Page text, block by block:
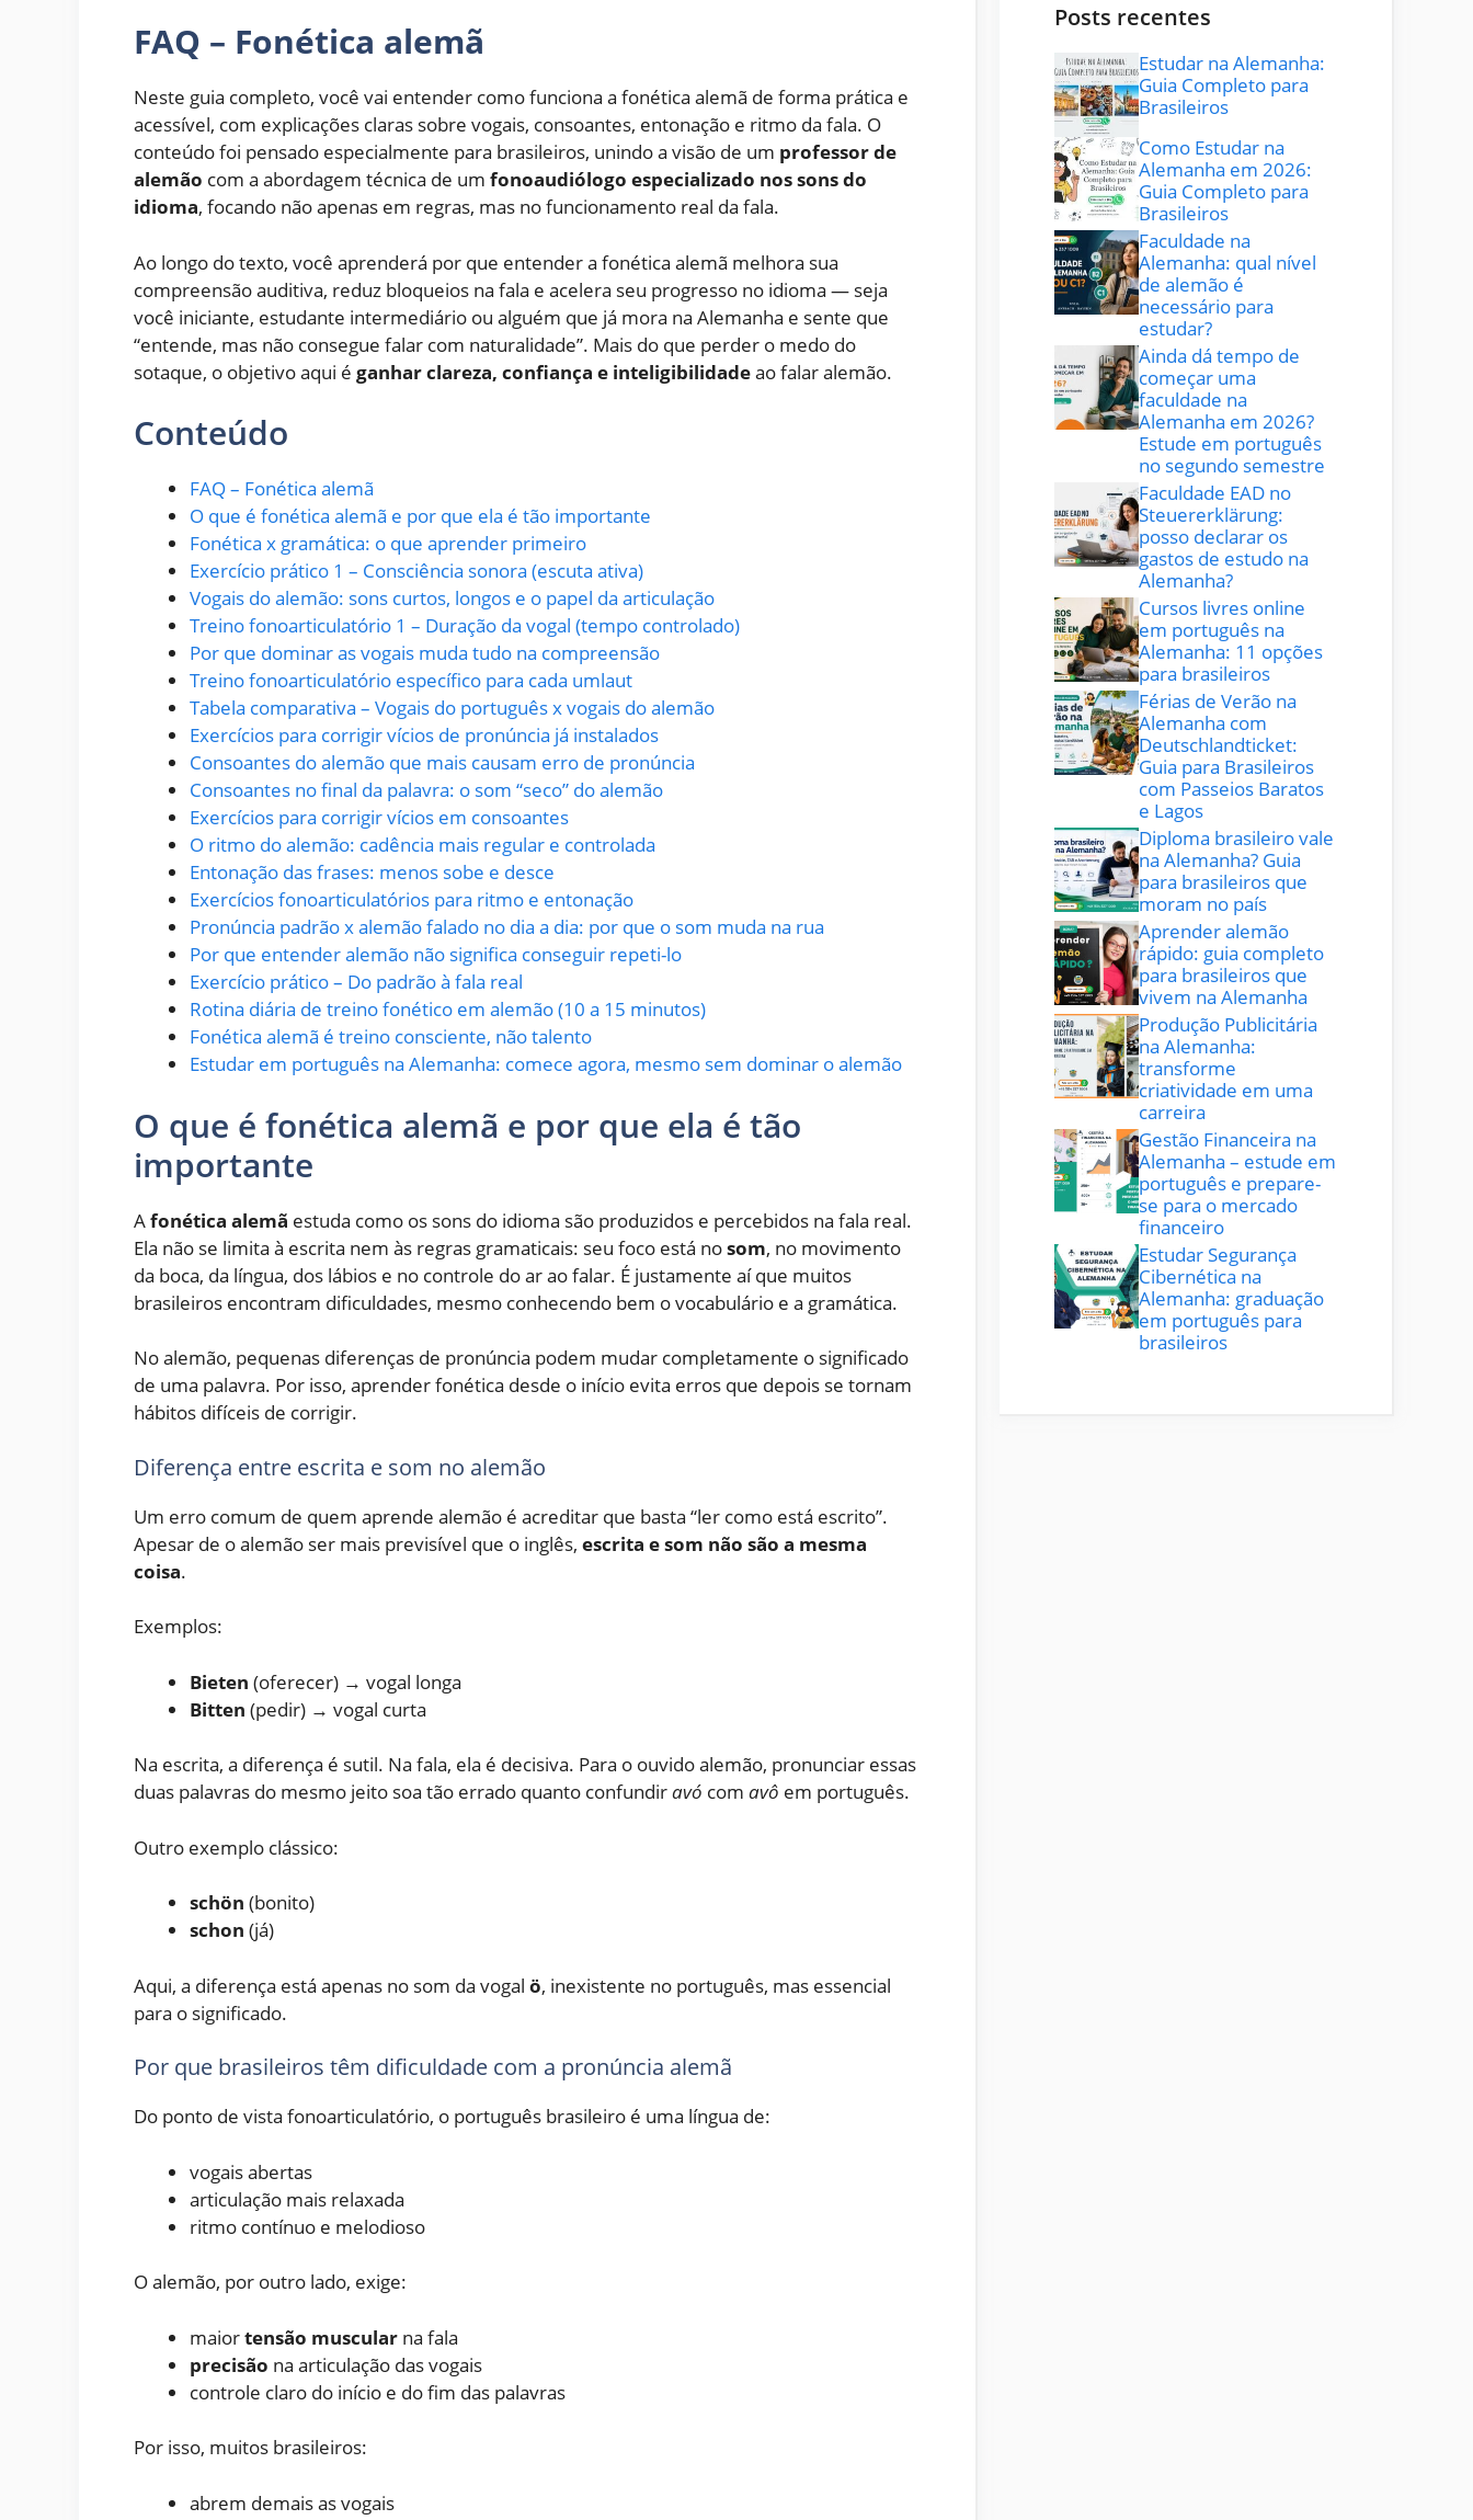
FAQ – Fonética alemã
Neste guia completo, você vai entender como funciona a fonética alemã de forma prática e
acessível, com explicações claras sobre vogais, consoantes, entonação e ritmo da fala. O
conteúdo foi pensado especialmente para brasileiros, unindo a visão de um professor de
alemão com a abordagem técnica de um fonoaudiólogo especializado nos sons do
idioma, focando não apenas em regras, mas no funcionamento real da fala.
Ao longo do texto, você aprenderá por que entender a fonética alemã melhora sua
compreensão auditiva, reduz bloqueios na fala e acelera seu progresso no idioma — seja
você iniciante, estudante intermediário ou alguém que já mora na Alemanha e sente que
“entende, mas não consegue falar com naturalidade”. Mais do que perder o medo do
sotaque, o objetivo aqui é ganhar clareza, confiança e inteligibilidadeao falar alemão.
Conteúdo
FAQ – Fonética alemã
O que é fonética alemã e por que ela é tão importante
Fonética x gramática: o que aprender primeiro
Exercício prático 1 – Consciência sonora (escuta ativa)
Vogais do alemão: sons curtos, longos e o papel da articulação
Treino fonoarticulatório 1 – Duração da vogal (tempo controlado)
Por que dominar as vogais muda tudo na compreensão
Treino fonoarticulatório específico para cada umlaut
Tabela comparativa – Vogais do português x vogais do alemão
Exercícios para corrigir vícios de pronúncia já instalados
Consoantes do alemão que mais causam erro de pronúncia
Consoantes no final da palavra: o som “seco” do alemão
Exercícios para corrigir vícios em consoantes
O ritmo do alemão: cadência mais regular e controlada
Entonação das frases: menos sobe e desce
Exercícios fonoarticulatórios para ritmo e entonação
Pronúncia padrão x alemão falado no dia a dia: por que o som muda na rua
Por que entender alemão não significa conseguir repeti-lo
Exercício prático – Do padrão à fala real
Rotina diária de treino fonético em alemão (10 a 15 minutos)
Fonética alemã é treino consciente, não talento
Estudar em português na Alemanha: comece agora, mesmo sem dominar o alemão
O que é fonética alemã e por que ela é tão
importante
Afonética alemã estuda como os sons do idioma são produzidos e percebidos na fala real.
Ela não se limita à escrita nem às regras gramaticais: seu foco está nosom, no movimento
da boca, da língua, dos lábios e no controle do ar ao falar. É justamente aí que muitos
brasileiros encontram dificuldades, mesmo conhecendo bem o vocabulário e a gramática.
No alemão, pequenas diferenças de pronúncia podem mudar completamente o significado
de uma palavra. Por isso, aprender fonética desde o início evita erros que depois se tornam
hábitos difíceis de corrigir.
Diferença entre escrita e som no alemão
Um erro comum de quem aprende alemão é acreditar que basta “ler como está escrito”.
Apesar de o alemão ser mais previsível que o inglês, escrita e som não são a mesma
coisa.
Exemplos:
Bieten (oferecer) → vogal longa
Bitten (pedir) → vogal curta
Na escrita, a diferença é sutil. Na fala, ela é decisiva. Para o ouvido alemão, pronunciar essas
duas palavras do mesmo jeito soa tão errado quanto confundiravó com avô em português.
Outro exemplo clássico:
schön (bonito)
schon (já)
Aqui, a diferença está apenas no som da vogal ö, inexistente no português, mas essencial
para o significado.
Por que brasileiros têm dificuldade com a pronúncia alemã
Do ponto de vista fonoarticulatório, o português brasileiro é uma língua de:
vogais abertas
articulação mais relaxada
ritmo contínuo e melodioso
O alemão, por outro lado, exige:
maiortensão muscular na fala
precisão na articulação das vogais
controle claro do início e do fim das palavras
Por isso, muitos brasileiros:
abrem demais as vogais
Posts recentes
Estudar na Alemanha:
Guia Completo para
Brasileiros
Como Estudar na
Alemanha em 2026:
Guia Completo para
Brasileiros
Faculdade na
Alemanha: qual nível
de alemão é
necessário para
estudar?
Ainda dá tempo de
começar uma
faculdade na
Alemanha em 2026?
Estude em português
no segundo semestre
Faculdade EAD no
Steuererklärung:
posso declarar os
gastos de estudo na
Alemanha?
Cursos livres online
em português na
Alemanha: 11 opções
para brasileiros
Férias de Verão na
Alemanha com
Deutschlandticket:
Guia para Brasileiros
com Passeios Baratos
e Lagos
Diploma brasileiro vale
na Alemanha? Guia
para brasileiros que
moram no país
Aprender alemão
rápido: guia completo
para brasileiros que
vivem na Alemanha
Produção Publicitária
na Alemanha:
transforme
criatividade em uma
carreira
Gestão Financeira na
Alemanha – estude em
português e prepare-
se para o mercado
financeiro
Estudar Segurança
Cibernética na
Alemanha: graduação
em português para
brasileiros